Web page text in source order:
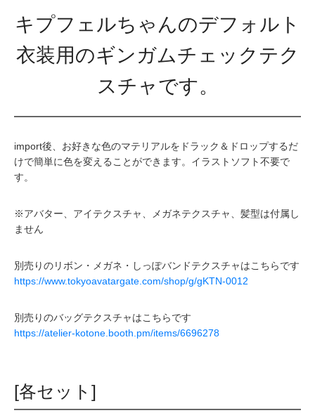
キプフェルちゃんのデフォルト
衣装用のギンガムチェックテク
スチャです。
import後、お好きな色のマテリアルをドラック＆ドロップするだ
けで簡単に色を変えることができます。イラストソフト不要で
す。
※アバター、アイテクスチャ、メガネテクスチャ、髪型は付属し
ません
別売りのリボン・メガネ・しっぽバンドテクスチャはこちらです
https://www.tokyoavatargate.com/shop/g/gKTN-0012
別売りのバッグテクスチャはこちらです
https://atelier-kotone.booth.pm/items/6696278
[各セット]